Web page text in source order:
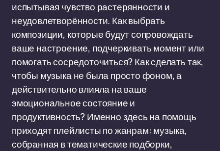
испытывая чувство растерянности и
неудовлетворённости. Как выбрать
композиции, которые будут сопровождать
ваше настроение, подчеркивать момент или
помогать сосредоточиться? Как сделать так,
чтобы музыка не была просто фоном, а
действительно влияла на ваше
эмоциональное состояние и
продуктивность? Именно здесь на помощь
приходят плейлисты по жанрам: музыка,
собранная в тематические подборки,